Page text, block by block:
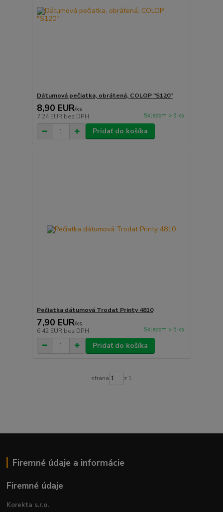
Dátumová pečiatka, obrátená, COLOP "S120"
8,90 EUR/ks
7,24 EUR bez DPH Skladom > 5 ks
Pridať do košíka
Pečiatka dátumová Trodat Printy 4810
7,90 EUR/ks
6,42 EUR bez DPH Skladom > 5 ks
Pridať do košíka
strana z 1
Firemné údaje a informácie
Firemné údaje
Korekta s.r.o.